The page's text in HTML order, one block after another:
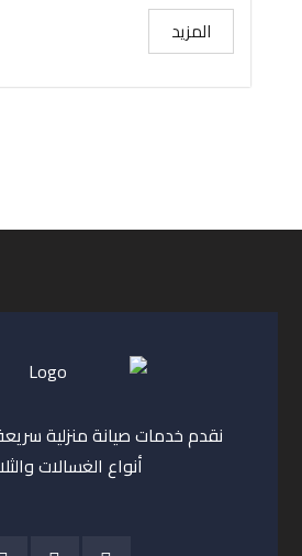
المزيد
نقدم خدمات صيانة منزلية
أنواع الغسالات